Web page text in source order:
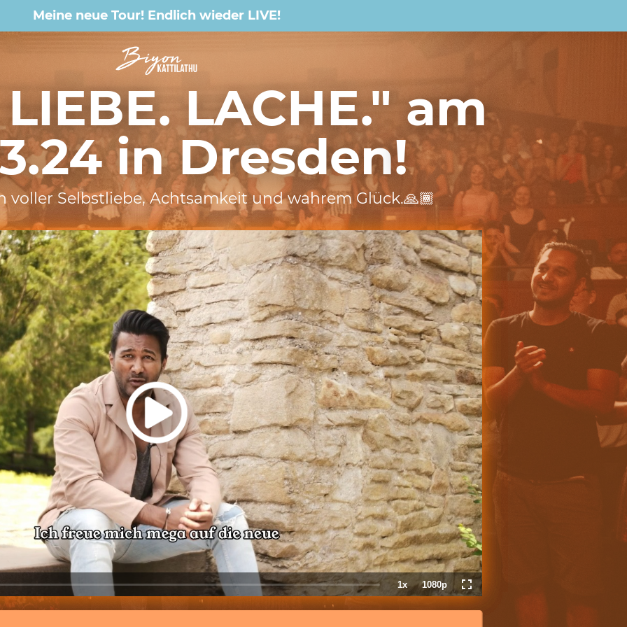
Meine neue Tour! Endlich wieder LIVE!
LACHE." am
in Dresden!
voller Selbstliebe, Achtsamkeit und wahrem Glück.🙏🏾
:
1xPlayback
Rate
Quality
1080p Fullscreen